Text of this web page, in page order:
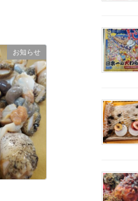
お知らせ